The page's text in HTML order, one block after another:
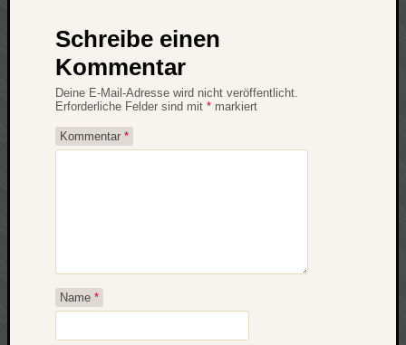
Schreibe einen
Kommentar
Deine E-Mail-Adresse wird nicht veröffentlicht.
Erforderliche Felder sind mit * markiert
Kommentar *
Name *